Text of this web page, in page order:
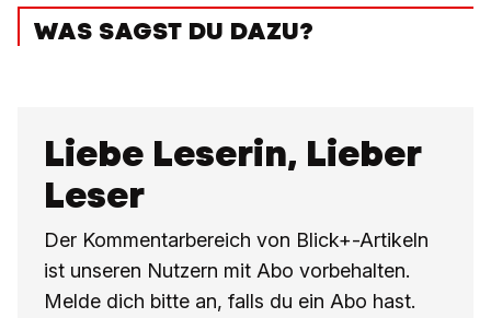
WAS SAGST DU DAZU?
Liebe Leserin, Lieber
Leser
Der Kommentarbereich von Blick+-Artikeln
ist unseren Nutzern mit Abo vorbehalten.
Melde dich bitte an, falls du ein Abo hast.